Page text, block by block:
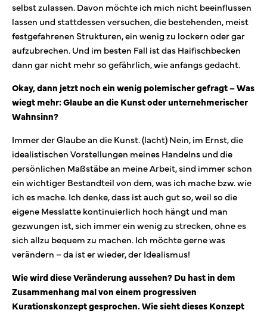
selbst zulassen. Davon möchte ich mich nicht beeinflussen
lassen und stattdessen versuchen, die bestehenden, meist
festgefahrenen Strukturen, ein wenig zu lockern oder gar
aufzubrechen. Und im besten Fall ist das Haifischbecken
dann gar nicht mehr so gefährlich, wie anfangs gedacht.
Okay, dann jetzt noch ein wenig polemischer gefragt – Was
wiegt mehr: Glaube an die Kunst oder unternehmerischer
Wahnsinn?
Immer der Glaube an die Kunst. (lacht) Nein, im Ernst, die
idealistischen Vorstellungen meines Handelns und die
persönlichen Maßstäbe an meine Arbeit, sind immer schon
ein wichtiger Bestandteil von dem, was ich mache bzw. wie
ich es mache. Ich denke, dass ist auch gut so, weil so die
eigene Messlatte kontinuierlich hoch hängt und man
gezwungen ist, sich immer ein wenig zu strecken, ohne es
sich allzu bequem zu machen. Ich möchte gerne was
verändern – da ist er wieder, der Idealismus!
Wie wird diese Veränderung aussehen? Du hast in dem
Zusammenhang mal von einem progressiven
Kurationskonzept gesprochen. Wie sieht dieses Konzept